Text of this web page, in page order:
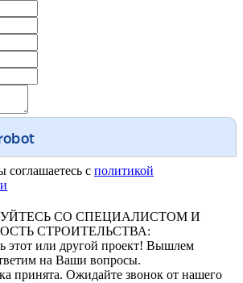
соглашаетесь с политикой
СО СПЕЦИАЛИСТОМ И
СТРОИТЕЛЬСТВА:
этот или другой проект! Вышлем
на Ваши вопросы.
принята. Ожидайте звонок от нашего